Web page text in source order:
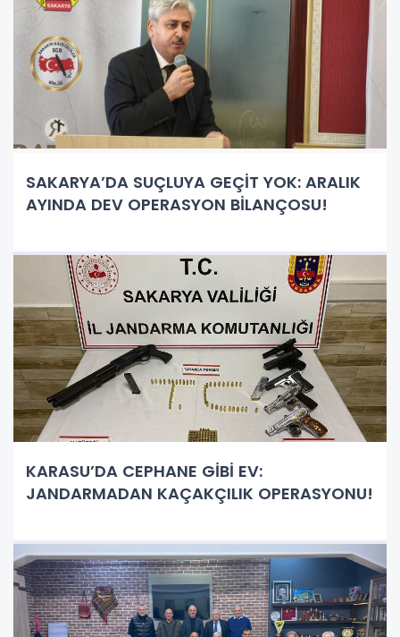
SAKARYA’DA SUÇLUYA GEÇİT YOK: ARALIK
AYINDA DEV OPERASYON BİLANÇOSU!
KARASU’DA CEPHANE GİBİ EV:
JANDARMADAN KAÇAKÇILIK OPERASYONU!